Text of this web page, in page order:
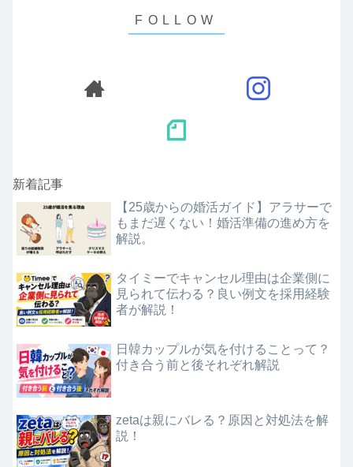
新着記事
【25歳からの婚活ガイド】アラサーで
もまだ遅くない！婚活準備の進め方を
解説。
タイミーでキャンセル理由は企業側に
見られて伝わる？良い例文を採用経験
者が解説！
日韓カップルが気を付けることって？
付き合う前と後それぞれ解説
zetaは親にバレる？原因と対処法を解
説！